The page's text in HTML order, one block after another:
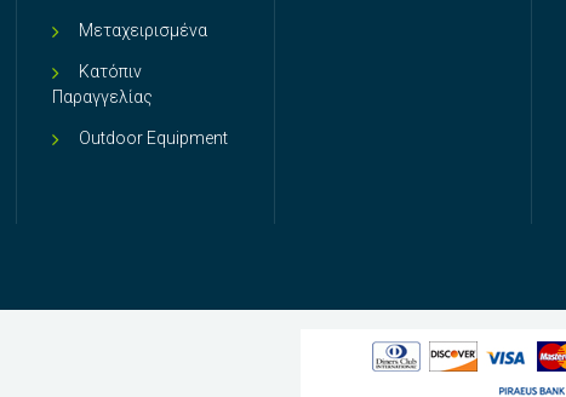
Μεταχειρισμένα
Κατόπιν
Παραγγελίας
Outdoor Equipment